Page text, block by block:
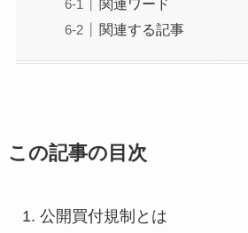
関連する記事
この記事の目次
公開買付規制とは